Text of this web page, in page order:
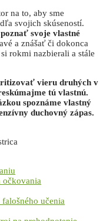
na to, aby sme
svojich skúseností.
svoje vlastné
a znášať či dokonca
rokmi nazbierali a stále
vieru druhých v
tú vlastnú.
spoznáme vlastný
duchovný zápas.
očkovania
učenia